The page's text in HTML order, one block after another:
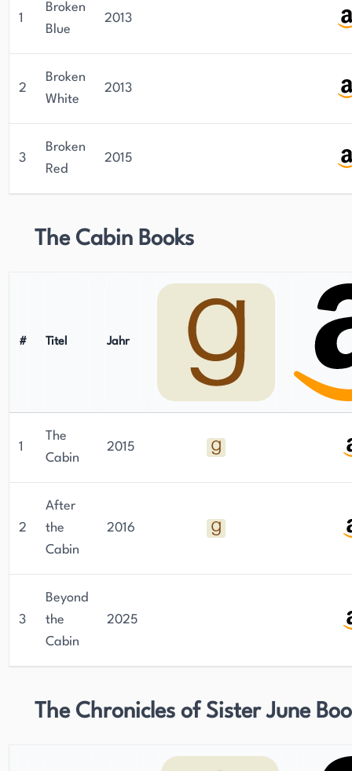
1
Broken
Blue
2013
2
Broken
White
2013
3
Broken
Red
2015
The Cabin Books
# Titel Jahr
1
The
Cabin
2015
2
After
the
Cabin
2016
3
Beyond
the
Cabin
2025
The Chronicles of Sister June